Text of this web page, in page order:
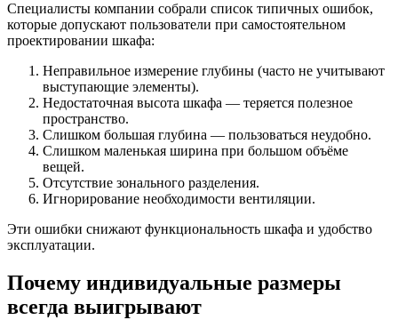
Специалисты компании собрали список типичных ошибок,
которые допускают пользователи при самостоятельном
проектировании шкафа:
Неправильное измерение глубины (часто не учитывают
выступающие элементы).
Недостаточная высота шкафа — теряется полезное
пространство.
Слишком большая глубина — пользоваться неудобно.
Слишком маленькая ширина при большом объёме
вещей.
Отсутствие зонального разделения.
Игнорирование необходимости вентиляции.
Эти ошибки снижают функциональность шкафа и удобство
эксплуатации.
Почему индивидуальные размеры
всегда выигрывают